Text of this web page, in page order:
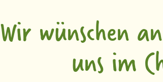
Wir wünschen
uns im